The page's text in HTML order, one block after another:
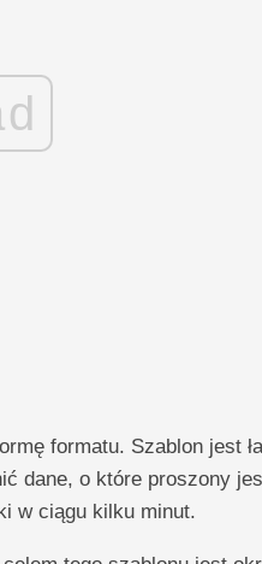
formatu. Szablon jest
dane, o które proszony
w ciągu kilku minut.